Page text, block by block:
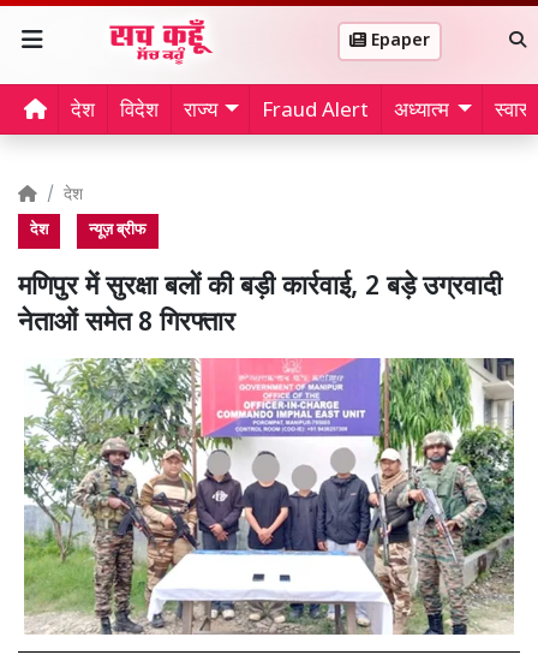
Epaper
देश विदेश राज्य Fraud Alert अध्यात्म
देश
देश न्यूज़ ब्रीफ
मणिपुर में सुरक्षा बलों की बड़ी कार्रवाई, 2 बड़े उग्रवादी
नेताओं समेत 8 गिरफ्तार